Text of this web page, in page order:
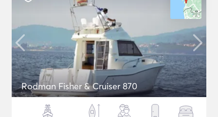
Rodman Fisher & Cruiser 870